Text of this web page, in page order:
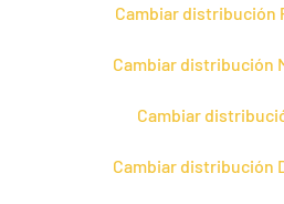
Cambiar distribución
Cambiar distribución
Cambiar
Cambiar distribución